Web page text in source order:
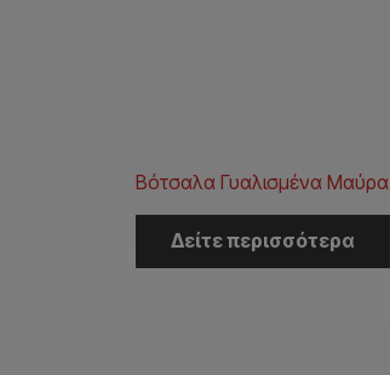
Βότσαλα Γυαλισμένα Μαύρα
Δείτε περισσότερα